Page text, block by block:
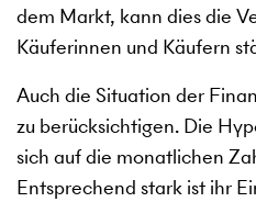
dem Markt, kann dies die
Käuferinnen und Käufern
Auch die Situation der
zu berücksichtigen. Die
sich auf die monatlichen
Entsprechend stark ist ihr